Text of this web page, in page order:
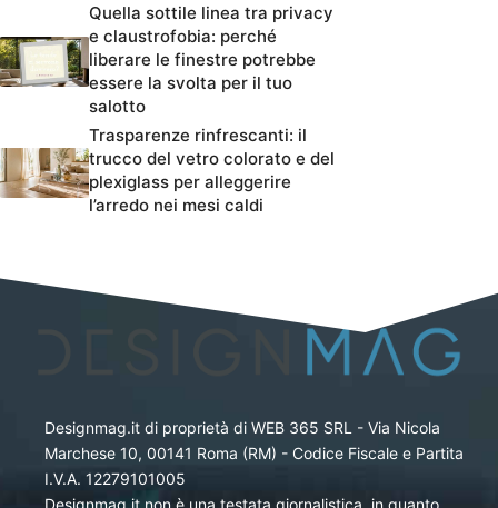
Quella sottile linea tra privacy
e claustrofobia: perché
liberare le finestre potrebbe
essere la svolta per il tuo
salotto
Trasparenze rinfrescanti: il
trucco del vetro colorato e del
plexiglass per alleggerire
l’arredo nei mesi caldi
Designmag.it di proprietà di WEB 365 SRL - Via Nicola
Marchese 10, 00141 Roma (RM) - Codice Fiscale e Partita
I.V.A. 12279101005
Designmag.it non è una testata giornalistica, in quanto